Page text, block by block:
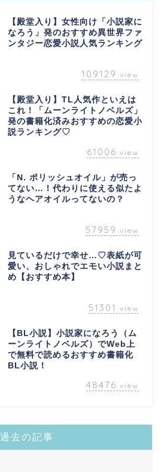
【殿堂入り】女性向け「小説家に
なろう」発のおすすめ異世界ファ
ンタジー恋愛小説人気ランキング
109129 view
【殿堂入り】TL人気作といえは
これ！「ムーンライトノベルズ」
発の書籍化済みおすすめの恋愛小
説ランキング♡
61006 view
「N. ポリッシュオイル」が売っ
てない…！代わりに使える似たよ
うなヘアオイルってないの？
57959 view
見ているだけで幸せ…♡表紙が可
愛い、おしゃれでエモい小説まと
め【おすすめ本】
51301 view
【BL小説】小説家になろう（ム
ーンライトノベルズ）でWeb上
で無料で読めるおすすめ書籍化
BL小説！
48476 view
過去の記事
novel